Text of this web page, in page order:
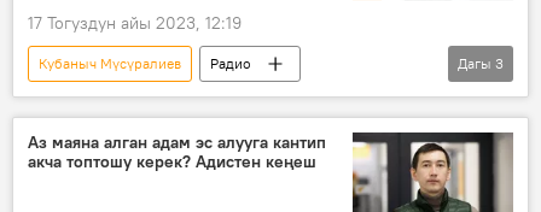
17 Тогуздун айы 2023, 12:19
Кубаныч Мүсүралиев
Радио
Кыргызстан
финансылык сабаттуулук
Улуттук банк
бюджет
Дагы 3
Аз маяна алган адам эс алууга кантип
акча топтошу керек? Адистен кеңеш